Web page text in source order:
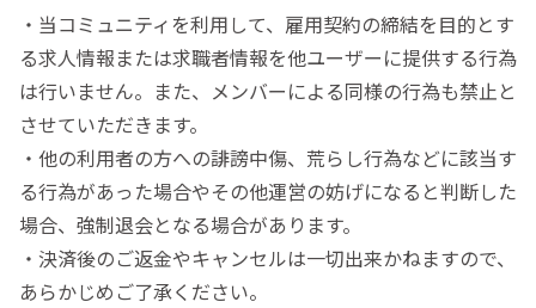
・当コミュニティを利用して、雇用契約の締結を目的とす
る求人情報または求職者情報を他ユーザーに提供する行為
は行いません。また、メンバーによる同様の行為も禁止と
させていただきます。
・他の利用者の方への誹謗中傷、荒らし行為などに該当す
る行為があった場合やその他運営の妨げになると判断した
場合、強制退会となる場合があります。
・決済後のご返金やキャンセルは一切出来かねますので、
あらかじめご了承ください。